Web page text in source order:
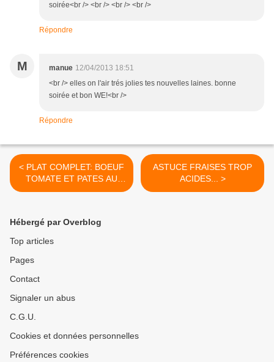
soirée<br /> <br /> <br /> <br />
Répondre
M manue 12/04/2013 18:51
<br /> elles on l'air trés jolies tes nouvelles laines. bonne
soirée et bon WE!<br />
Répondre
< PLAT COMPLET: BOEUF
TOMATE ET PATES AU
CAJUN....
ASTUCE FRAISES TROP
ACIDES... >
Hébergé par Overblog
Top articles
Pages
Contact
Signaler un abus
C.G.U.
Cookies et données personnelles
Préférences cookies